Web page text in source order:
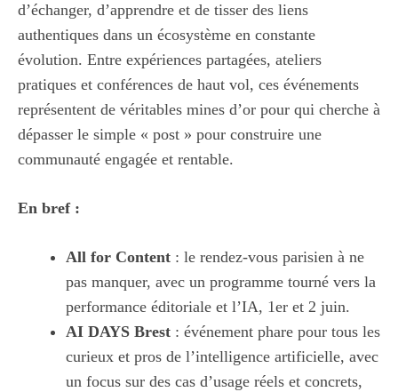
d’échanger, d’apprendre et de tisser des liens
authentiques dans un écosystème en constante
évolution. Entre expériences partagées, ateliers
pratiques et conférences de haut vol, ces événements
représentent de véritables mines d’or pour qui cherche à
dépasser le simple « post » pour construire une
communauté engagée et rentable.
En bref :
All for Content : le rendez-vous parisien à ne
pas manquer, avec un programme tourné vers la
performance éditoriale et l’IA, 1er et 2 juin.
AI DAYS Brest : événement phare pour tous les
curieux et pros de l’intelligence artificielle, avec
un focus sur des cas d’usage réels et concrets,